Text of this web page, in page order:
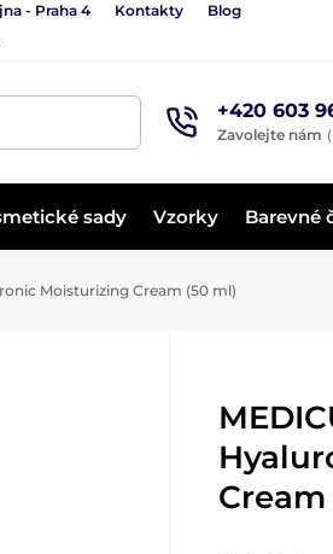
- Praha 4 Kontakty Blog
+420 603
Zavolejte nám
sady Vzorky Barevné
Moisturizing Cream (50 ml)